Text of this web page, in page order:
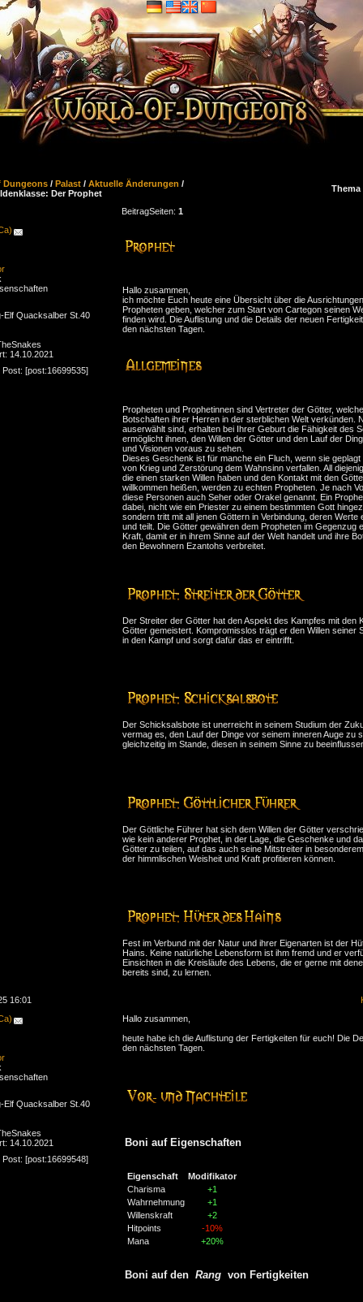
Dungeons / Palast / Aktuelle Änderungen /
Der Prophet
BeitragSeiten: 1
Elf Quacksalber St.40
14.10.2021
[post:16699535]
Hallo zusammen,
ich möchte Euch heute eine Übersicht über die
Propheten geben, welcher zum Start von Cartegon seinen
finden wird. Die Auflistung und die Details der neuen
den nächsten Tagen.
Propheten und Prophetinnen sind Vertreter der Götter,
Botschaften ihrer Herren in der sterblichen Welt verkünden.
auserwählt sind, erhalten bei Ihrer Geburt die Fähigkeit des
ermöglicht ihnen, den Willen der Götter und den Lauf der
und Visionen voraus zu sehen.
Dieses Geschenk ist für manche ein Fluch, wenn sie geplagt
von Krieg und Zerstörung dem Wahnsinn verfallen. All
die einen starken Willen haben und den Kontakt mit den
willkommen heißen, werden zu echten Propheten. Je nach
diese Personen auch Seher oder Orakel genannt. Ein
dabei, nicht wie ein Priester zu einem bestimmten Gott
sondern tritt mit all jenen Göttern in Verbindung, deren Werte
und teilt. Die Götter gewähren dem Propheten im Gegenzug
Kraft, damit er in ihrem Sinne auf der Welt handelt und ihre
den Bewohnern Ezantohs verbreitet.
Der Streiter der Götter hat den Aspekt des Kampfes mit den
Götter gemeistert. Kompromisslos trägt er den Willen seiner
in den Kampf und sorgt dafür das er eintrifft.
Der Schicksalsbote ist unerreicht in seinem Studium der
vermag es, den Lauf der Dinge vor seinem inneren Auge zu
gleichzeitig im Stande, diesen in seinem Sinne zu
Der Göttliche Führer hat sich dem Willen der Götter
wie kein anderer Prophet, in der Lage, die Geschenke und
Götter zu teilen, auf das auch seine Mitstreiter in
der himmlischen Weisheit und Kraft profitieren können.
Fest im Verbund mit der Natur und ihrer Eigenarten ist der
Hains. Keine natürliche Lebensform ist ihm fremd und er
Einsichten in die Kreisläufe des Lebens, die er gerne mit
bereits sind, zu lernen.
16:01
Elf Quacksalber St.40
14.10.2021
[post:16699548]
Hallo zusammen,
heute habe ich die Auflistung der Fertigkeiten für euch! Die
den nächsten Tagen.
Boni auf Eigenschaften
Eigenschaft
Modifikator
Charisma
+1
Wahrnehmung
+1
Willenskraft
+2
Hitpoints
-10%
Mana
+20%
Boni auf den Rang von Fertigkeiten